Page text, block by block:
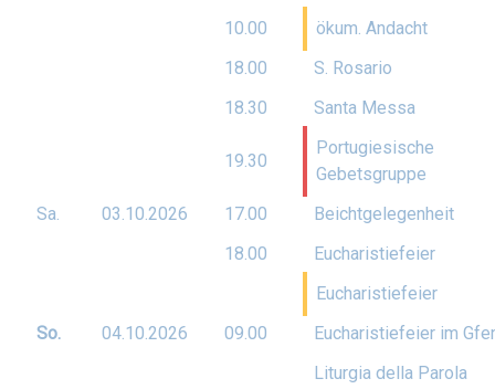
10.00
ökum. Andacht
18.00
S. Rosario
18.30
Santa Messa
19.30
Portugiesische
Gebetsgruppe
Sa.
03.10.2026 17.00
Beichtgelegenheit
18.00
Eucharistiefeier
Eucharistiefeier
So.
04.10.2026 09.00
Eucharistiefeier im
Liturgia della Parola